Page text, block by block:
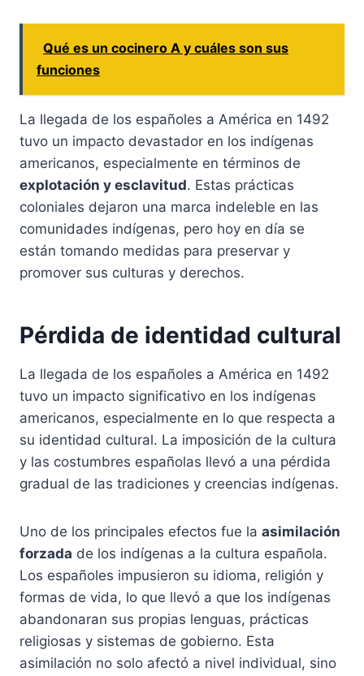
Qué es un cocinero A y cuáles son sus
funciones
La llegada de los españoles a América en 1492
tuvo un impacto devastador en los indígenas
americanos, especialmente en términos de
explotación y esclavitud. Estas prácticas
coloniales dejaron una marca indeleble en las
comunidades indígenas, pero hoy en día se
están tomando medidas para preservar y
promover sus culturas y derechos.
Pérdida de identidad cultural
La llegada de los españoles a América en 1492
tuvo un impacto significativo en los indígenas
americanos, especialmente en lo que respecta a
su identidad cultural. La imposición de la cultura
y las costumbres españolas llevó a una pérdida
gradual de las tradiciones y creencias indígenas.
Uno de los principales efectos fue la asimilación
forzada de los indígenas a la cultura española.
Los españoles impusieron su idioma, religión y
formas de vida, lo que llevó a que los indígenas
abandonaran sus propias lenguas, prácticas
religiosas y sistemas de gobierno. Esta
asimilación no solo afectó a nivel individual, sino